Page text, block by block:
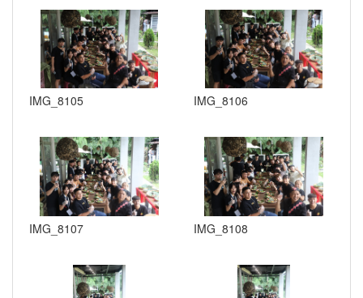
IMG_8105 IMG_8106
IMG_8107 IMG_8108